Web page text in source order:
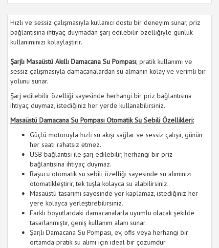
Hızlı ve sessiz çalışmasıyla kullanıcı dostu bir deneyim sunar, priz
bağlantısına ihtiyaç duymadan şarj edilebilir özelliğiyle günlük
kullanımınızı kolaylaştırır.
Şarjlı Masaüstü Akıllı Damacana Su Pompası , pratik kullanımı ve
sessiz çalışmasıyla damacanalardan su almanın kolay ve verimli bir
yolunu sunar.
Şarj edilebilir özelliği sayesinde herhangi bir priz bağlantısına
ihtiyaç duymaz, istediğiniz her yerde kullanabilirsiniz.
Masaüstü Damacana Su Pompası Otomatik Su Sebili Özellikleri:
Güçlü motoruyla hızlı su akışı sağlar ve sessiz çalışır, günün
her saati rahatsız etmez.
USB bağlantısı ile şarj edilebilir, herhangi bir priz
bağlantısına ihtiyaç duymaz.
Başucu otomatik su sebili özelliği sayesinde su alımınızı
otomatikleştirir, tek tuşla kolayca su alabilirsiniz.
Masaüstü tasarımı sayesinde yer kaplamaz, istediğiniz her
yere kolayca yerleştirebilirsiniz.
Farklı boyutlardaki damacanalarla uyumlu olacak şekilde
tasarlanmıştır, geniş kullanım alanı sunar.
Şarjlı Damacana Su Pompası, ev, ofis veya herhangi bir
ortamda pratik su alımı için ideal bir çözümdür.